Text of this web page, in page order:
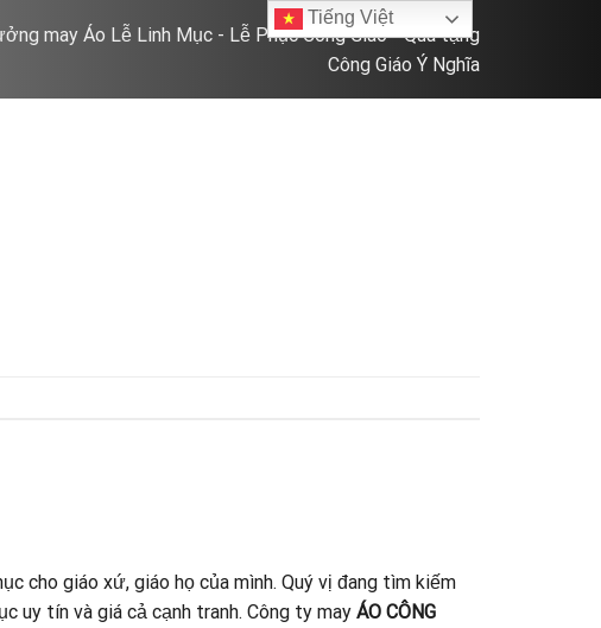
cho giáo xứ, giáo họ của mình. Quý vị đang tìm kiếm
uy tín và giá cả cạnh tranh. Công ty may ÁO CÔNG
Tiếng Việt